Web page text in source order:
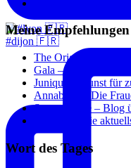
#dijon 🇫🇷
Meine Empfehlungen
The Original Dish –
Gala – Stars und
Junique – Kunst für
Annabelle – Die
Sweet Home – Blog
Connox – Die
Wort des Tages